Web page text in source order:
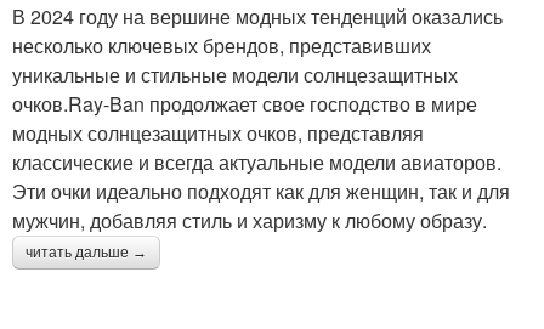
В 2024 году на вершине модных тенденций оказались
несколько ключевых брендов, представивших
уникальные и стильные модели солнцезащитных
очков.Ray-Ban продолжает свое господство в мире
модных солнцезащитных очков, представляя
классические и всегда актуальные модели авиаторов.
Эти очки идеально подходят как для женщин, так и для
мужчин, добавляя стиль и харизму к любому образу.
читать дальше →